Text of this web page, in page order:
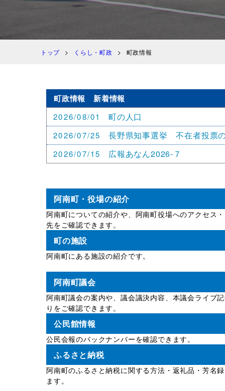
トップ くらし・町政 町政情報
町政情報 新着情報
2026/08/01 町の人口
2026/07/25 長野県知事選挙 不在者投票
2026/07/15 広報あなん2026-７
阿南町・役場の紹介
阿南町についての紹介や、阿南町役場へのアクセス
先をご確認できます。
町の施設
阿南町にある施設の紹介です。
阿南町議会
阿南町議会の案内や、議会議決内容、本議会ライブ
りをご確認できます。
公民館情報
公民会報のバックナンバーを確認できます。
ふるさと納税
阿南町のふるさと納税に関する方法・返礼品・芳名
ます。